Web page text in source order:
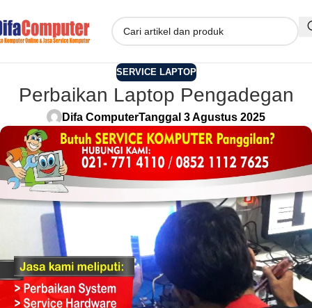
SERVICE LAPTOP
Perbaikan Laptop Pengadegan
Difa ComputerTanggal 3 Agustus 2025